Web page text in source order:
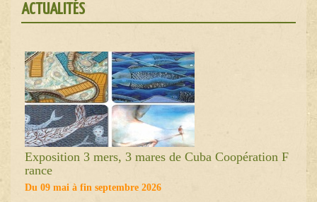
ACTUALITÉS
Exposition 3 mers, 3 mares de Cuba Coopération F
rance
Du 09 mai à fin septembre 2026